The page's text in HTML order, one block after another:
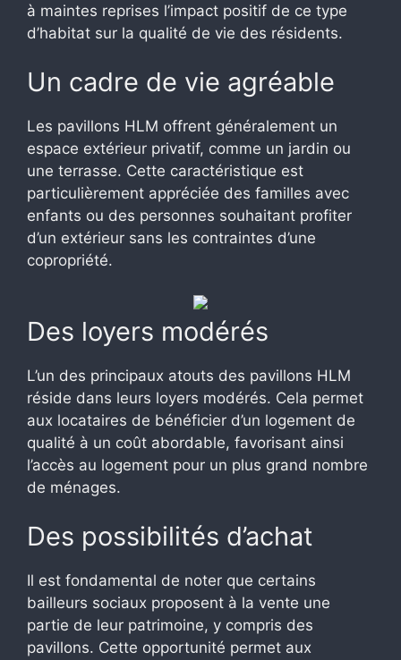
à maintes reprises l’impact positif de ce type
d’habitat sur la qualité de vie des résidents.
Un cadre de vie agréable
Les pavillons HLM offrent généralement un
espace extérieur privatif, comme un jardin ou
une terrasse. Cette caractéristique est
particulièrement appréciée des familles avec
enfants ou des personnes souhaitant profiter
d’un extérieur sans les contraintes d’une
copropriété.
Des loyers modérés
L’un des principaux atouts des pavillons HLM
réside dans leurs loyers modérés. Cela permet
aux locataires de bénéficier d’un logement de
qualité à un coût abordable, favorisant ainsi
l’accès au logement pour un plus grand nombre
de ménages.
Des possibilités d’achat
Il est fondamental de noter que certains
bailleurs sociaux proposent à la vente une
partie de leur patrimoine, y compris des
pavillons. Cette opportunité permet aux